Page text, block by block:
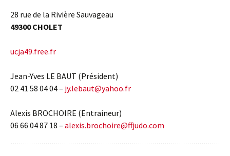
28 rue de la Rivière Sauvageau
49300 CHOLET
ucja49.free.fr
Jean-Yves LE BAUT (Président)
02 41 58 04 04 – jy.lebaut@yahoo.fr
Alexis BROCHOIRE (Entraineur)
06 66 04 87 18 – alexis.brochoire@ffjudo.com